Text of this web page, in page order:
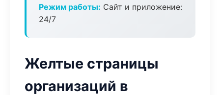
Режим работы: Сайт и приложение:
24/7
Желтые страницы
организаций в